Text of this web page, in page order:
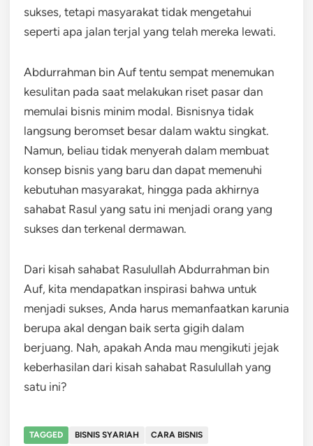
sukses, tetapi masyarakat tidak mengetahui
seperti apa jalan terjal yang telah mereka lewati.
Abdurrahman bin Auf tentu sempat menemukan
kesulitan pada saat melakukan riset pasar dan
memulai bisnis minim modal. Bisnisnya tidak
langsung beromset besar dalam waktu singkat.
Namun, beliau tidak menyerah dalam membuat
konsep bisnis yang baru dan dapat memenuhi
kebutuhan masyarakat, hingga pada akhirnya
sahabat Rasul yang satu ini menjadi orang yang
sukses dan terkenal dermawan.
Dari kisah sahabat Rasulullah Abdurrahman bin
Auf, kita mendapatkan inspirasi bahwa untuk
menjadi sukses, Anda harus memanfaatkan karunia
berupa akal dengan baik serta gigih dalam
berjuang. Nah, apakah Anda mau mengikuti jejak
keberhasilan dari kisah sahabat Rasulullah yang
satu ini?
TAGGED BISNIS SYARIAH
CARA BISNIS